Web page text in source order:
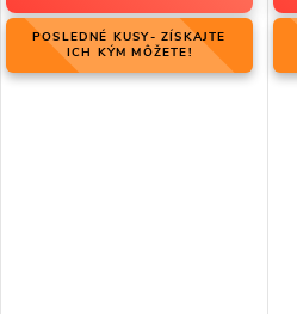
POSLEDNÉ KUSY- ZÍSKAJTE
ICH KÝM MÔŽETE!